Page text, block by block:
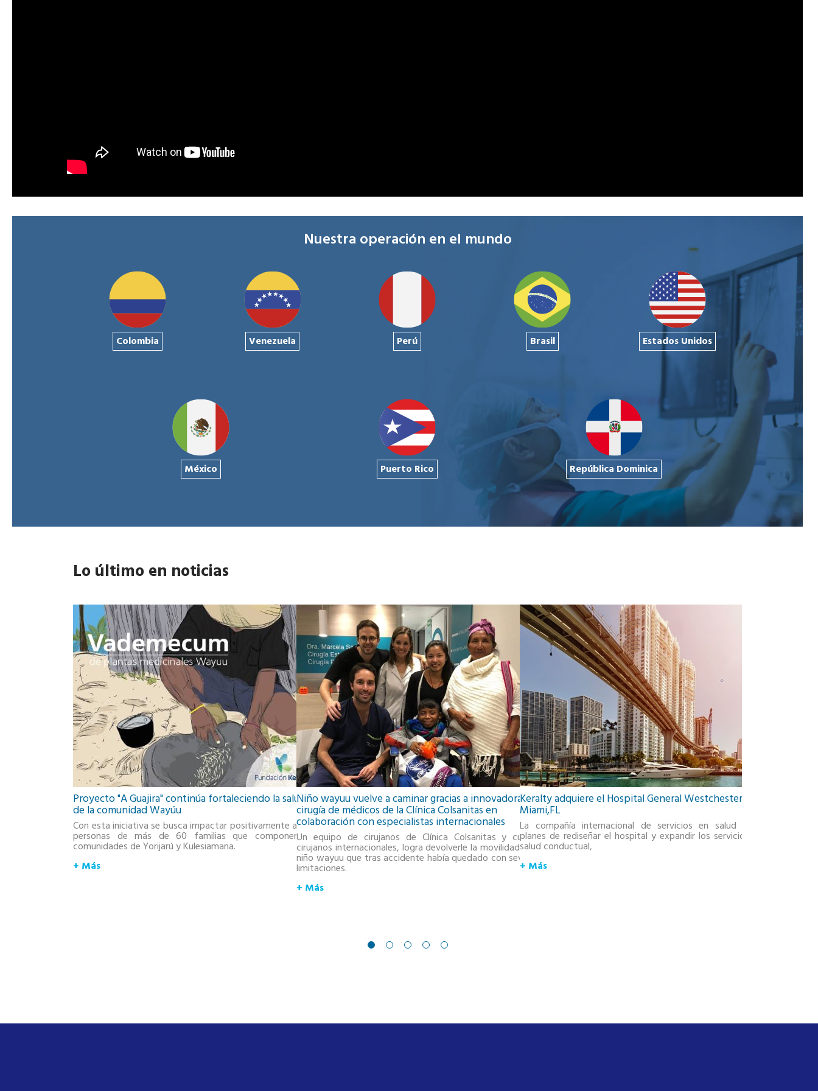
Nuestra operación en el mundo
Colombia Venezuela Perú Brasil Estados Unidos
México Puerto Rico República Dominica
Lo último en noticias
fetal en México
era en medicina
en medicina
Proyecto "A Guajira" continúa fortaleciendo la salud
de la comunidad Wayúu
Con esta iniciativa se busca impactar positivamente a 400
personas de más de 60 familias que componen las
comunidades de Yorijarú y Kulesiamana.
+ Más
Niño wayuu vuelve a caminar gracias a innovadora
cirugía de médicos de la Clínica Colsanitas en
colaboración con especialistas internacionales
Un equipo de cirujanos de Clínica Colsanitas y cuatro
cirujanos internacionales, logra devolverle la movilidad a un
niño wayuu que tras accidente había quedado con severas
limitaciones.
+ Más
Keralty adquiere el Hospital General Westchester en
Miami,FL
La compañía internacional de servicios en salud tiene
planes de rediseñar el hospital y expandir los servicios de
salud conductual,
+ Más